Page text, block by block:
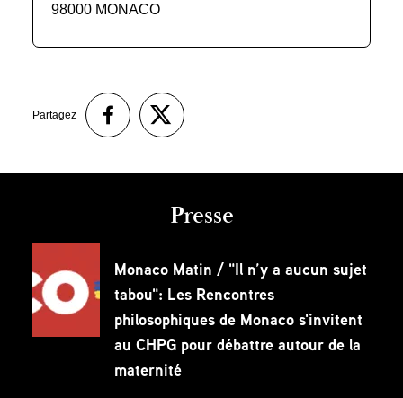
98000 MONACO
Partagez
Presse
Monaco Matin / "Il n’y a aucun sujet
tabou": Les Rencontres
philosophiques de Monaco s'invitent
au CHPG pour débattre autour de la
maternité